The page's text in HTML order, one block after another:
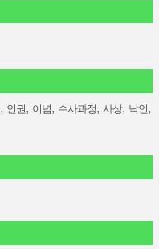
, 인권, 이념, 수사과정, 사상, 낙인,